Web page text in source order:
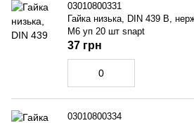
03010800331
Гайка низька, DIN 439 B,
M6 уп 20 шт snapt
37 грн
03010800334